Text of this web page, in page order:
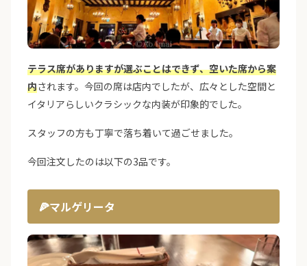
テラス席がありますが選ぶことはできず、空いた席から案
内されます。今回の席は店内でしたが、広々とした空間と
イタリアらしいクラシックな内装が印象的でした。
スタッフの方も丁寧で落ち着いて過ごせました。
今回注文したのは以下の3品です。
🍕マルゲリータ